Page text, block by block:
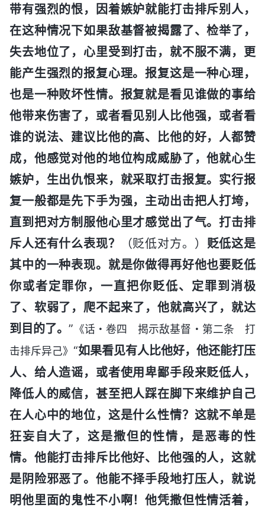
带有强烈的恨，因着嫉妒就能打击排斥别人，
在这种情况下如果敌基督被揭露了、检举了，
失去地位了，心里受到打击，就不服不满，更
能产生强烈的报复心理。报复这是一种心理，
也是一种败坏性情。报复就是看见谁做的事给
他带来伤害了，或者看见别人比他强，或者看
谁的说法、建议比他的高、比他的好，人都赞
成，他感觉对他的地位构成威胁了，他就心生
嫉妒，生出仇恨来，就采取打击报复。实行报
复一般都是先下手为强，主动出击把人打垮，
直到把对方制服他心里才感觉出了气。打击排
斥人还有什么表现？
（贬低对方。） 贬低这是
其中的一种表现。就是你做得再好他也要贬低
你或者定罪你，一直把你贬低、定罪到消极
了、软弱了，爬不起来了，他就高兴了，就达
到目的了。” 《话・卷四 揭示敌基督・第二条 打
击排斥异己》 “如果看见有人比他好，他还能打压
人、给人造谣，或者使用卑鄙手段来贬低人，
降低人的威信，甚至把人踩在脚下来维护自己
在人心中的地位，这是什么性情？这就不单是
狂妄自大了，这是撒但的性情，是恶毒的性
情。他能打击排斥比他好、比他强的人，这就
是阴险邪恶了。他能不择手段地打压人，就说
明他里面的鬼性不小啊！他凭撒但性情活着，